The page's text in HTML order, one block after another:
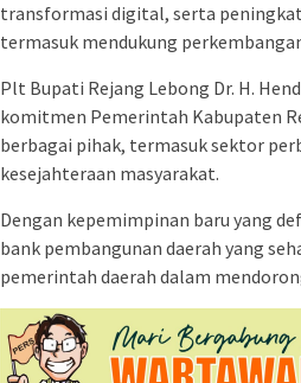
transformasi digital, serta
termasuk mendukung
Plt Bupati Rejang Lebong Dr. H.
komitmen Pemerintah Kabupaten
berbagai pihak, termasuk sektor
kesejahteraan masyarakat.
Dengan kepemimpinan baru yang
bank pembangunan daerah yang
pemerintah daerah dalam